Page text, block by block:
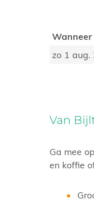
Wanneer
zo 1 aug.
Van
Ga mee
en koffie